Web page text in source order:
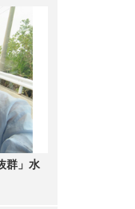
群」水